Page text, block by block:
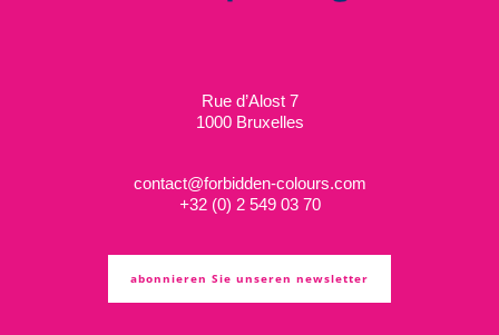
Rue d’Alost 7
1000 Bruxelles
contact@forbidden-colours.com
+32 (0) 2 549 03 70
abonnieren Sie unseren newsletter